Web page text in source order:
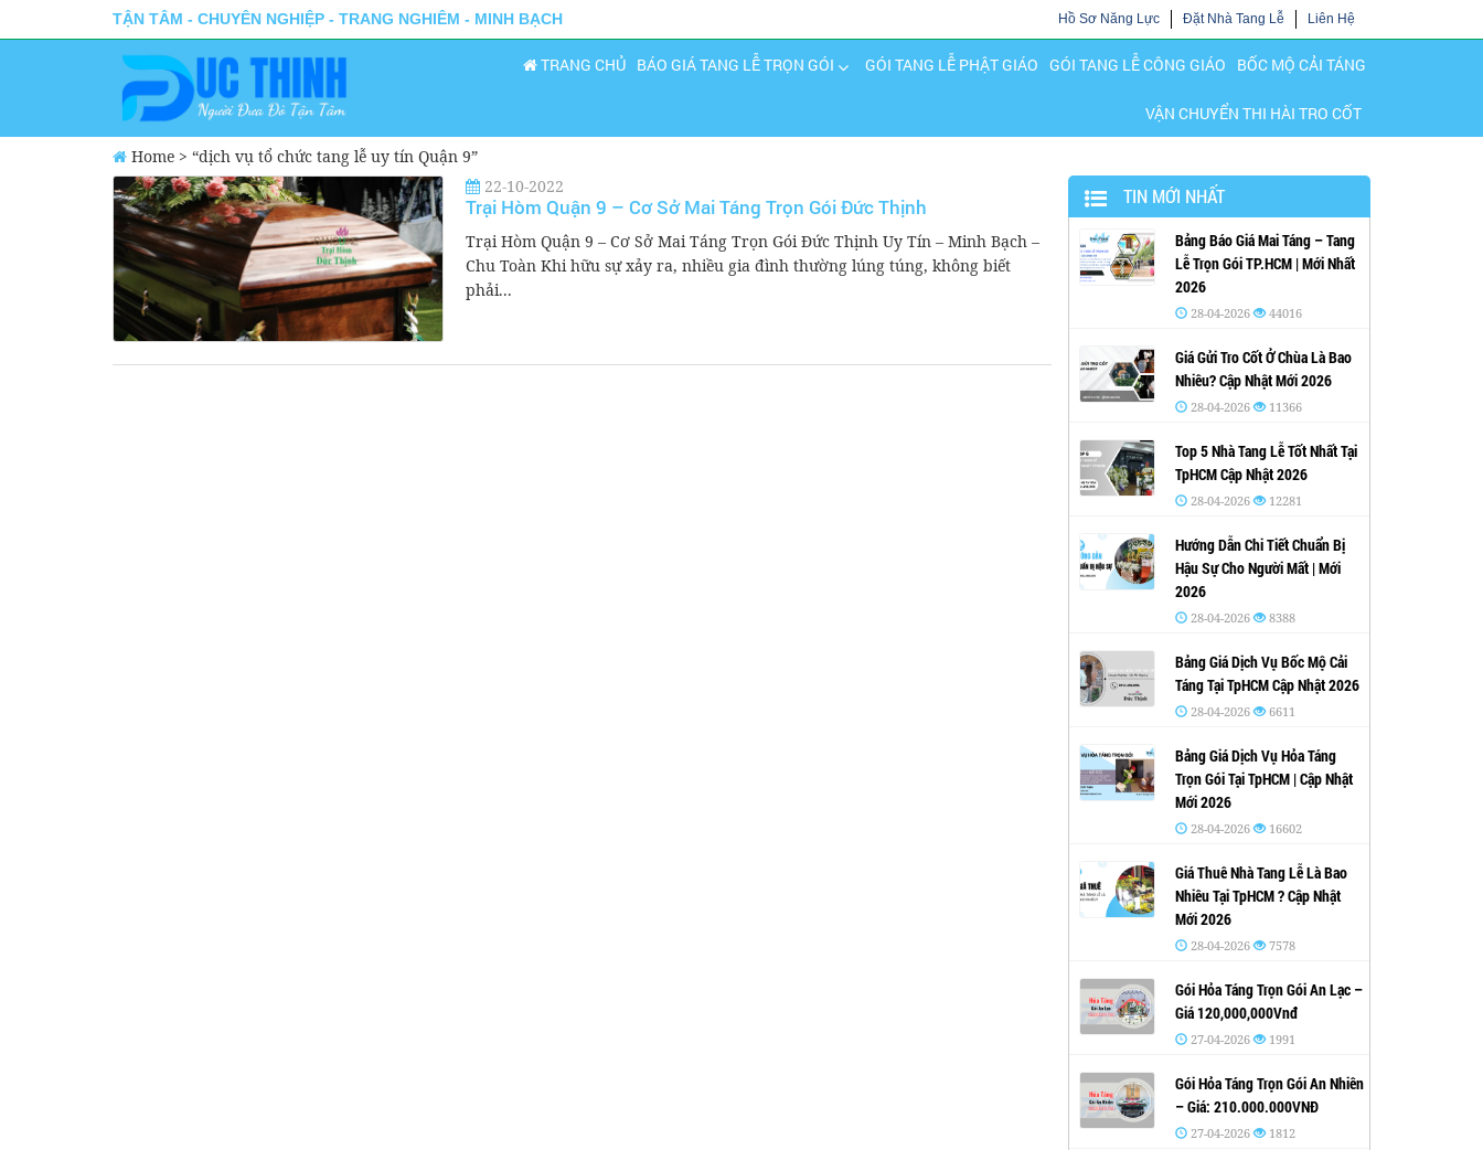
TẬN TÂM - CHUYÊN NGHIỆP - TRANG NGHIÊM - MINH BẠCH Hồ Sơ Năng Lực Đặt Nhà Tang Lễ Liên Hệ
TRANG CHỦ BÁO GIÁ TANG LỄ TRỌN GÓI GÓI TANG LỄ PHẬT GIÁO GÓI TANG LỄ CÔNG GIÁO BỐC MỘ CẢI TÁNG
VẬN CHUYỂN THI HÀI TRO CỐT
Home > “dịch vụ tổ chức tang lễ uy tín Quận 9”
22-10-2022
Trại Hòm Quận 9 – Cơ Sở Mai Táng Trọn Gói Đức Thịnh
Trại Hòm Quận 9 – Cơ Sở Mai Táng Trọn Gói Đức Thịnh Uy Tín – Minh Bạch –
Chu Toàn Khi hữu sự xảy ra, nhiều gia đình thường lúng túng, không biết
phải...
TIN MỚI NHẤT
Bảng Báo Giá Mai Táng – Tang
Lễ Trọn Gói TP.HCM | Mới Nhất
2026
28-04-2026 44016
Giá Gửi Tro Cốt Ở Chùa Là Bao
Nhiêu? Cập Nhật Mới 2026
28-04-2026 11366
Top 5 Nhà Tang Lễ Tốt Nhất Tại
TpHCM Cập Nhật 2026
28-04-2026 12281
Hướng Dẫn Chi Tiết Chuẩn Bị
Hậu Sự Cho Người Mất | Mới
2026
28-04-2026 8388
Bảng Giá Dịch Vụ Bốc Mộ Cải
Táng Tại TpHCM Cập Nhật 2026
28-04-2026 6611
Bảng Giá Dịch Vụ Hỏa Táng
Trọn Gói Tại TpHCM | Cập Nhật
Mới 2026
28-04-2026 16602
Giá Thuê Nhà Tang Lễ Là Bao
Nhiêu Tại TpHCM ? Cập Nhật
Mới 2026
28-04-2026 7578
Gói Hỏa Táng Trọn Gói An Lạc –
Giá 120,000,000Vnđ
27-04-2026 1991
Gói Hỏa Táng Trọn Gói An Nhiên
– Giá: 210.000.000VNĐ
27-04-2026 1812